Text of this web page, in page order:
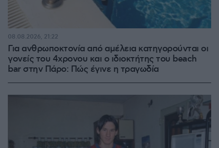
Για ανθρωποκτονία από αμέλεια κατηγορούνται οι
γονείς του 4χρονου και ο ιδιοκτήτης του beach
bar στην Πάρο: Πώς έγινε η τραγωδία
08.08.2026, 21:22